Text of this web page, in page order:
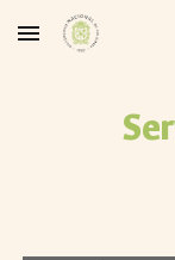
Skip to main